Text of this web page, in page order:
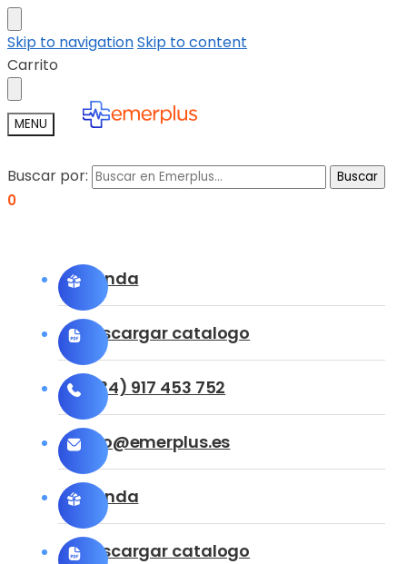
Skip to navigationSkip to content
Carrito
MENU
Buscar por: Buscar
0
Tienda
Descargar catalogo
(+34) 917 453 752
info@emerplus.es
Tienda
Descargar catalogo